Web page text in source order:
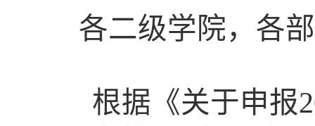
各二级学院，各
根据《关于申报